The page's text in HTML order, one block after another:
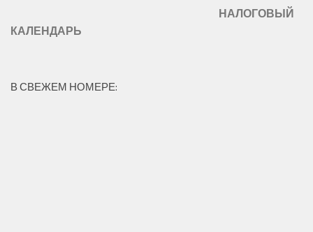
НАЛОГОВЫЙ
КАЛЕНДАРЬ
В СВЕЖЕМ НОМЕРЕ: